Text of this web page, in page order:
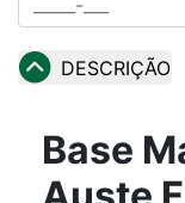
DESCRIÇÃO
Base